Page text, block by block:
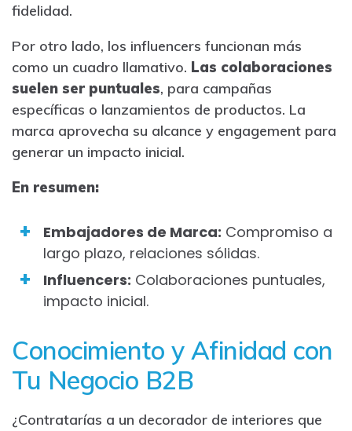
fidelidad.
Por otro lado, los influencers funcionan más
como un cuadro llamativo. Las colaboraciones
suelen ser puntuales, para campañas
específicas o lanzamientos de productos. La
marca aprovecha su alcance y engagement para
generar un impacto inicial.
En resumen:
Embajadores de Marca: Compromiso a
largo plazo, relaciones sólidas.
Influencers: Colaboraciones puntuales,
impacto inicial.
Conocimiento y Afinidad con
Tu Negocio B2B
¿Contratarías a un decorador de interiores que